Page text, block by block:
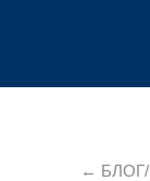
← БЛОГ/